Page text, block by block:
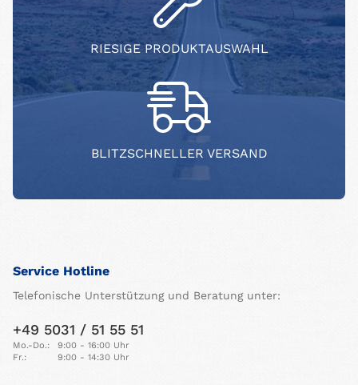
RIESIGE PRODUKTAUSWAHL
BLITZSCHNELLER VERSAND
Service Hotline
Telefonische Unterstützung und Beratung unter:
+49 5031 / 51 55 51
Mo.-Do.:
9:00 - 16:00 Uhr
Fr.:
9:00 - 14:30 Uhr